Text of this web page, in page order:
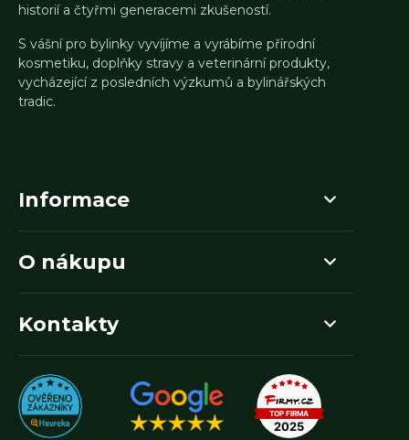
historií a čtyřmi generacemi zkušeností.
S vášní pro bylinky vyvíjíme a vyrábíme přírodní
kosmetiku, doplňky stravy a veterinární produkty,
vycházející z posledních výzkumů a bylinářských
tradic.
Informace
O nákupu
Kontakty